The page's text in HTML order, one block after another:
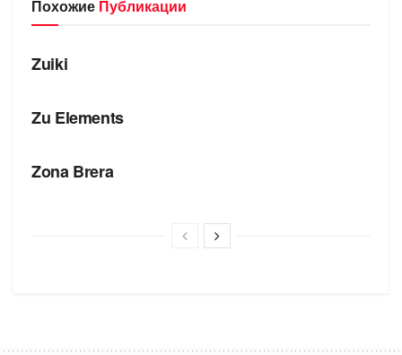
Похожие Публикации
БРЕНДЫ
Zuiki
Zu Elements
Zona Brera